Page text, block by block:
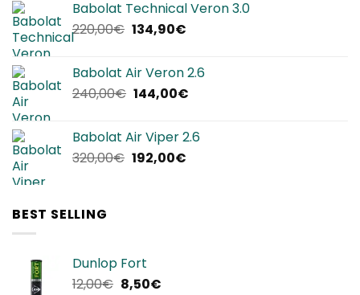
era:
280,00€.
è:
Babolat Technical Veron 3.0
220,00€ Il
era:
220,00€.
134,90€Il
è:
134,90€.
Babolat Air Veron 2.6
240,00€ Il
era:
240,00€.
144,00€Il
è:
Babolat Air Viper 2.6
320,00€ Il
192,00€Il
BEST SELLING
Dunlop Fort
12,00€ Il
8,50€Il